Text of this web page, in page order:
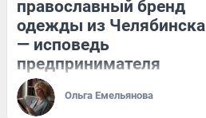
православный бренд
одежды из Челябинска
— исповедь
предпринимателя
Ольга Емельянова